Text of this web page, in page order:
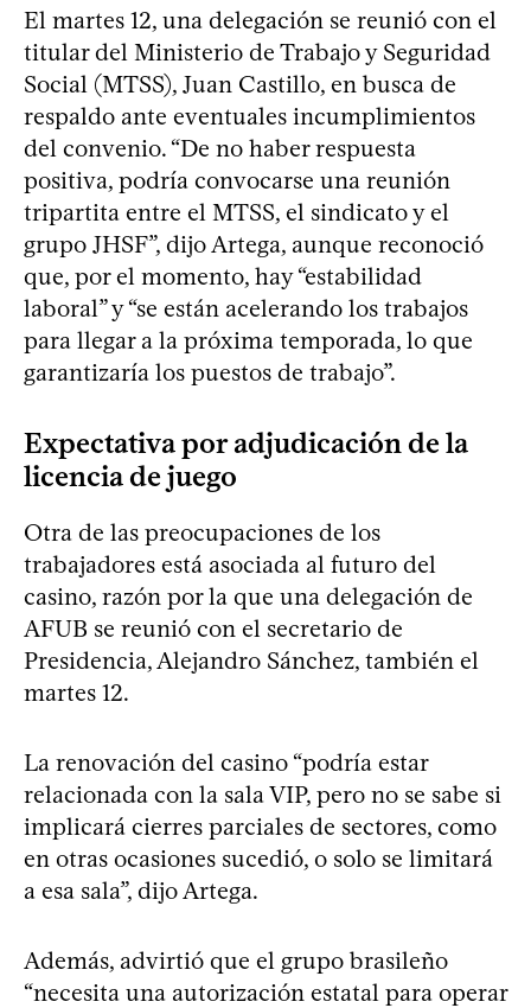
El martes 12, una delegación se reunió con el
titular del Ministerio de Trabajo y Seguridad
Social (MTSS), Juan Castillo, en busca de
respaldo ante eventuales incumplimientos
del convenio. “De no haber respuesta
positiva, podría convocarse una reunión
tripartita entre el MTSS, el sindicato y el
grupo JHSF”, dijo Artega, aunque reconoció
que, por el momento, hay “estabilidad
laboral” y “se están acelerando los trabajos
para llegar a la próxima temporada, lo que
garantizaría los puestos de trabajo”.
Expectativa por adjudicación de la
licencia de juego
Otra de las preocupaciones de los
trabajadores está asociada al futuro del
casino, razón por la que una delegación de
AFUB se reunió con el secretario de
Presidencia, Alejandro Sánchez, también el
martes 12.
La renovación del casino “podría estar
relacionada con la sala VIP, pero no se sabe si
implicará cierres parciales de sectores, como
en otras ocasiones sucedió, o solo se limitará
a esa sala”, dijo Artega.
Además, advirtió que el grupo brasileño
“necesita una autorización estatal para operar